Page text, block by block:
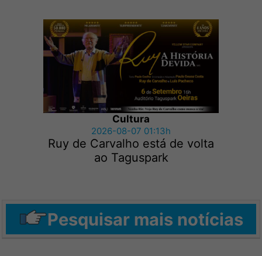
Cultura
2026-08-07 01:13h
Ruy de Carvalho está de volta
ao Taguspark
Pesquisar mais notícias